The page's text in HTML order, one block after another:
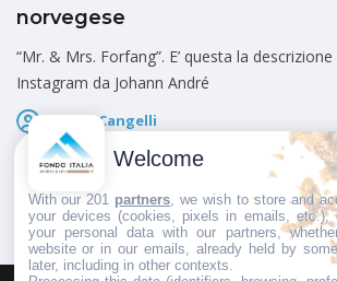
norvegese
“Mr. & Mrs. Forfang”. E’ questa la
Instagram da Johann André
Marco Cangelli
Pubblicato il
Welcome
With our 201 partners , we wish to store and
your devices (cookies, pixels in emails, etc.),
your personal data with our partners,
website or in our emails, already held by
later, including in other contexts.